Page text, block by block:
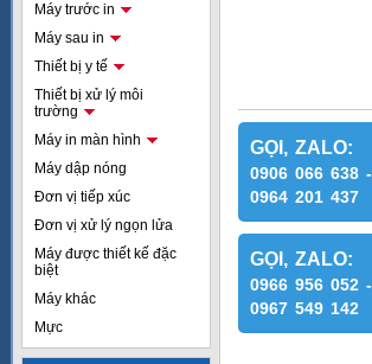
Máy trước in
Máy sau in
Thiết bị y tế
Thiết bị xử lý môi
trường
Máy in màn hình
Máy dập nóng
Đơn vị tiếp xúc
Đơn vị xử lý ngọn lửa
Máy được thiết kế đặc
biệt
Máy khác
Mực
GỌI, ZALO:
0906 066 638 -
0964 201 437
GỌI, ZALO:
0966 956 052 -
0967 549 142